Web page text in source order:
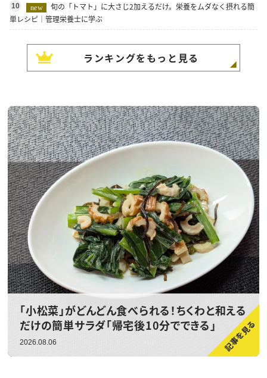
10 new
旬の「トマト」に大さじ2加えるだけ。栄養をムダなく摂れる簡
単レシピ｜管理栄養士に学ぶ
ランキングをもっと見る
「小松菜」がどんどん食べられる！ちくわと和える
だけの簡単サラダ「帰宅後10分でできる」
2026.08.06